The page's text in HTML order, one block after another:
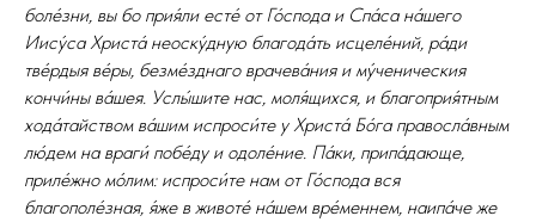
боле́зни, вы бо прия́ли есте́ от Го́спода и Спа́са на́шего
Иису́са Христа́ неоску́дную благода́ть исцеле́ний, ра́ди
тве́рдыя ве́ры, безме́зднаго врачева́ния и му́ченическия
кончи́ны ва́шея. Услы́шите нас, моля́щихся, и благоприя́тным
хода́тайством ва́шим испроси́те у Христа́ Бо́га правосла́вным
лю́дем на враги́ побе́ду и одоле́ние. Па́ки, припа́дающе,
приле́жно мо́лим: испроси́те нам от Го́спода вся
благополе́зная, я́же в животе́ на́шем вре́меннем, наипа́че же